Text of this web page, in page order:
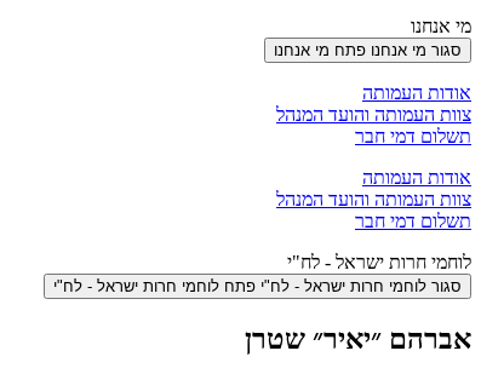
מי אנחנו
סגור מי אנחנו פתח מי אנחנו
אודות העמותה
צוות העמותה והועד המנהל
תשלום דמי חבר
אודות העמותה
צוות העמותה והועד המנהל
תשלום דמי חבר
לוחמי חרות ישראל - לח"י
סגור לוחמי חרות ישראל - לח"י פתח לוחמי חרות ישראל - לח"י
אברהם ״יאיר״ שטרן